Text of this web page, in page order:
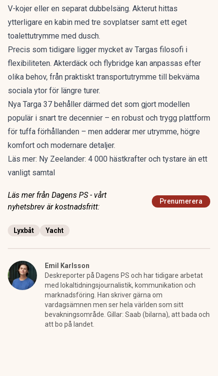
V-kojer eller en separat dubbelsäng. Akterut hittas
ytterligare en kabin med tre sovplatser samt ett eget
toalettutrymme med dusch.
Precis som tidigare ligger mycket av Targas filosofi i
flexibiliteten. Akterdäck och flybridge kan anpassas efter
olika behov, från praktiskt transportutrymme till bekväma
sociala ytor för längre turer.
Nya Targa 37 behåller därmed det som gjort modellen
populär i snart tre decennier – en robust och trygg plattform
för tuffa förhållanden – men adderar mer utrymme, högre
komfort och modernare detaljer.
Läs mer: Ny Zeelander: 4 000 hästkrafter och tystare än ett
vanligt samtal
Läs mer från Dagens PS - vårt
nyhetsbrev är kostnadsfritt:
Prenumerera
Lyxbåt Yacht
Emil Karlsson
Deskreporter på Dagens PS och har tidigare arbetat
med lokaltidningsjournalistik, kommunikation och
marknadsföring. Han skriver gärna om
vardagsämnen men ser hela världen som sitt
bevakningsområde. Gillar: Saab (bilarna), att bada och
att bo på landet.